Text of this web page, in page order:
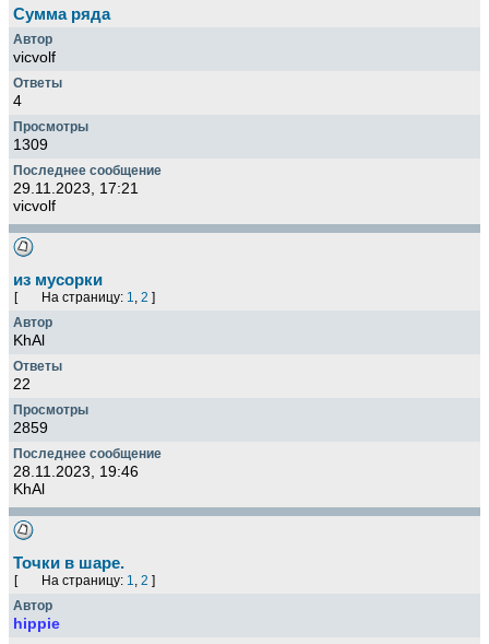
Сумма ряда
vicvolf
4
1309
29.11.2023, 17:21
vicvolf
из мусорки
[ На страницу: 1, 2 ]
KhAl
22
2859
28.11.2023, 19:46
KhAl
Точки в шаре.
[ На страницу: 1, 2 ]
hippie